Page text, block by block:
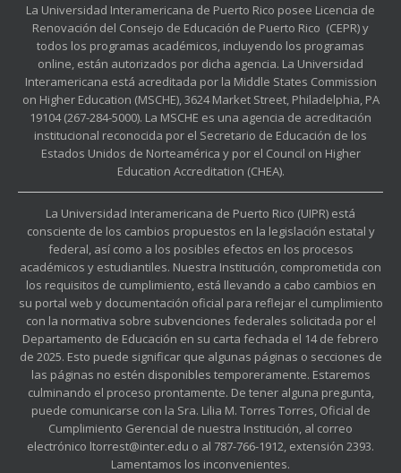
La Universidad Interamericana de Puerto Rico posee Licencia de
Renovación del Consejo de Educación de Puerto Rico (CEPR) y
todos los programas académicos, incluyendo los programas
online, están autorizados por dicha agencia. La Universidad
Interamericana está acreditada por la Middle States Commission
on Higher Education (MSCHE), 3624 Market Street, Philadelphia, PA
19104 (267-284-5000). La MSCHE es una agencia de acreditación
institucional reconocida por el Secretario de Educación de los
Estados Unidos de Norteamérica y por el Council on Higher
Education Accreditation (CHEA).
La Universidad Interamericana de Puerto Rico (UIPR) está
consciente de los cambios propuestos en la legislación estatal y
federal, así como a los posibles efectos en los procesos
académicos y estudiantiles. Nuestra Institución, comprometida con
los requisitos de cumplimiento, está llevando a cabo cambios en
su portal web y documentación oficial para reflejar el cumplimiento
con la normativa sobre subvenciones federales solicitada por el
Departamento de Educación en su carta fechada el 14 de febrero
de 2025. Esto puede significar que algunas páginas o secciones de
las páginas no estén disponibles temporeramente. Estaremos
culminando el proceso prontamente. De tener alguna pregunta,
puede comunicarse con la Sra. Lilia M. Torres Torres, Oficial de
Cumplimiento Gerencial de nuestra Institución, al correo
electrónico ltorrest@inter.edu o al 787-766-1912, extensión 2393.
Lamentamos los inconvenientes.